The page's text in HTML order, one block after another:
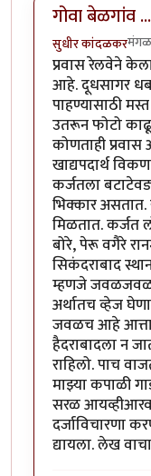
गोवा बेळगांव
सुधीर कांदळकर
प्रवास रेलवेने
आहे. दूधसागर
पाहण्यासाठी
उतरून फोटो
कोणताही
खाद्यपदार्थ
कर्जतला
भिक्कार असतात.
मिळतात. कर्जत
बोरे, पेरू वगैरे
सिकंदराबाद
म्हणजे जवळजवळ
अर्थातच व्हेज
जवळच आहे
हैदराबादला न
राहिलो. पाच
माझ्या कपाळी
सरळ
दर्जाविचारणा
द्यायला. लेख